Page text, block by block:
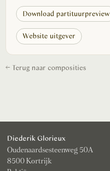
Download partituurpreview
Website uitgever
← Terug naar composities
Diederik Glorieux
Oudenaardsesteenweg 50A
8500 Kortrijk